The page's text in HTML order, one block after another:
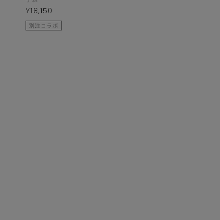
¥18,150
別注コラボ